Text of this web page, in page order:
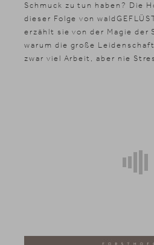
Schmuck zu tun haben? Die
dieser Folge von
erzählt sie von der Magie der
warum die große
zwar viel Arbeit, aber nie